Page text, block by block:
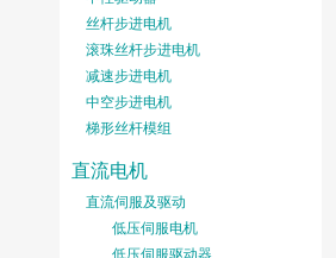
丝杆步进电机
滚珠丝杆步进电机
减速步进电机
中空步进电机
梯形丝杆模组
直流电机
直流伺服及驱动
低压伺服电机
低压伺服驱动器